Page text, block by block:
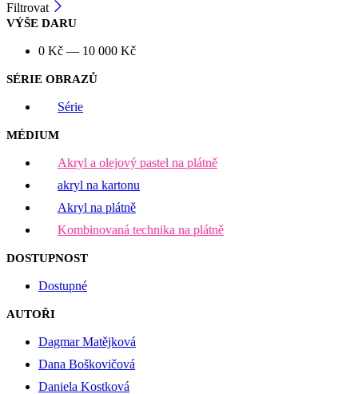
Filtrovat
VÝŠE DARU
0 Kč — 10 000 Kč
SÉRIE OBRAZŮ
Série
MÉDIUM
Akryl a olejový pastel na plátně
akryl na kartonu
Akryl na plátně
Kombinovaná technika na plátně
DOSTUPNOST
Dostupné
AUTOŘI
Dagmar Matějková
Dana Boškovičová
Daniela Kostková